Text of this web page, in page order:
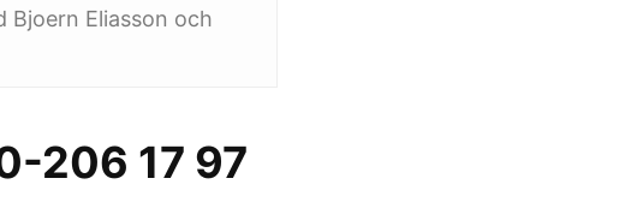
Bjoern Eliasson och
206 17 97